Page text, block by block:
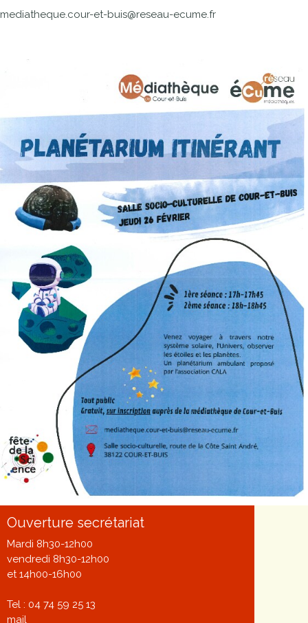
mediatheque.cour-et-buis@reseau-ecume.fr
Ouverture secrétariat
Mardi 8h30-12h00
vendredi 8h30-12h00
et 14h00-16h00
Tel : 04 74 59 25 13
mail